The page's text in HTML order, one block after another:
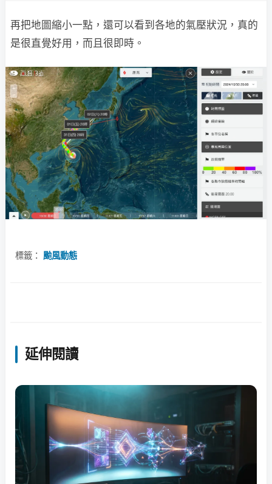
再把地圖縮小一點，還可以看到各地的氣壓狀況，真的
是很直覺好用，而且很即時。
標籤： 颱風動態
延伸閱讀